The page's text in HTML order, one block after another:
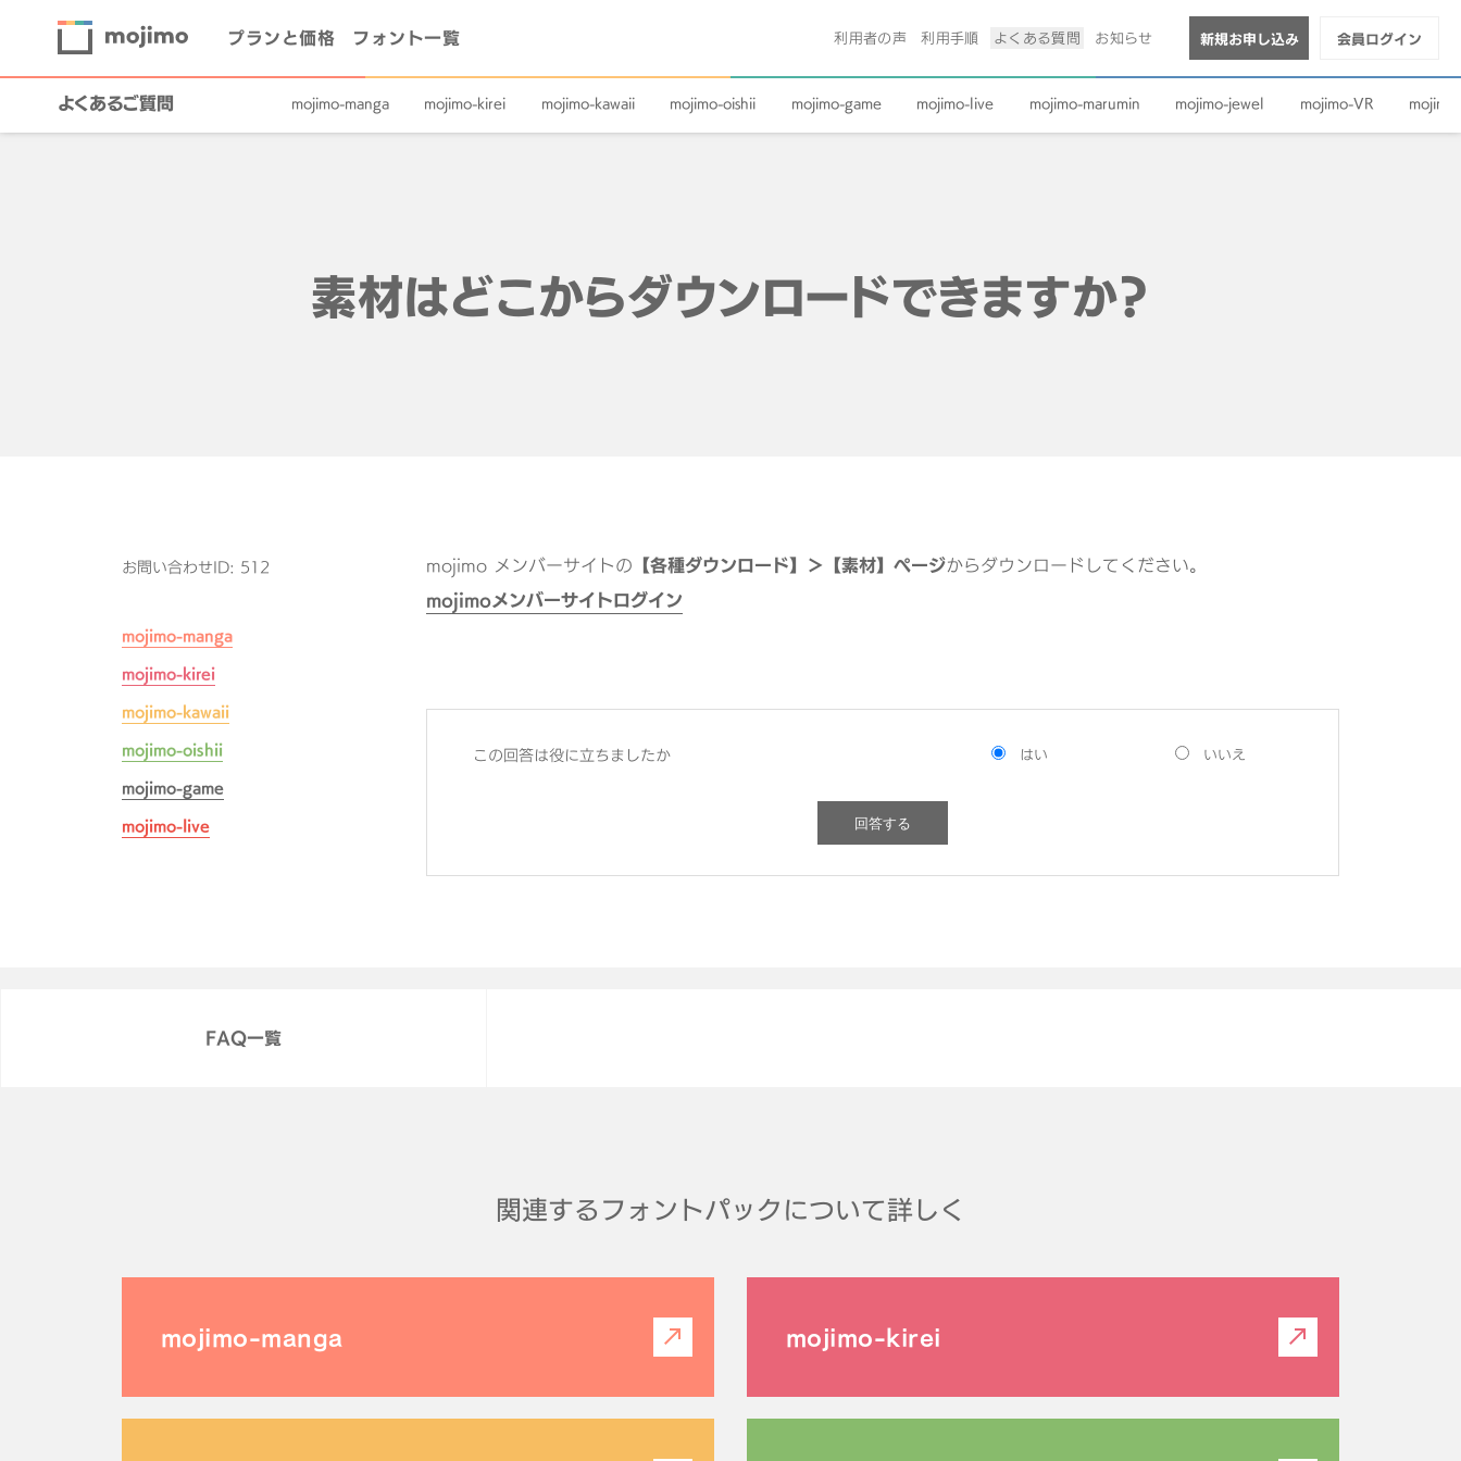
プランと価格 フォント一覧 利用者の声 利用手順 よくある質問 お知らせ 新規お申し込み 会員ログイン
よくあるご質問 mojimo-manga mojimo-kirei mojimo-kawaii mojimo-oishii mojimo-game mojimo-live mojimo-marumin mojimo-jewel mojimo-VR
素材はどこからダウンロードできますか？
お問い合わせID: 512
mojimo-manga
mojimo-kirei
mojimo-kawaii
mojimo-oishii
mojimo-game
mojimo-live
mojimo メンバーサイトの 【各種ダウンロード】＞【素材】ページからダウンロードしてください。
mojimoメンバーサイトログイン
この回答は役に立ちましたか
FAQ一覧
関連するフォントパックについて詳しく
mojimo-manga mojimo-kirei